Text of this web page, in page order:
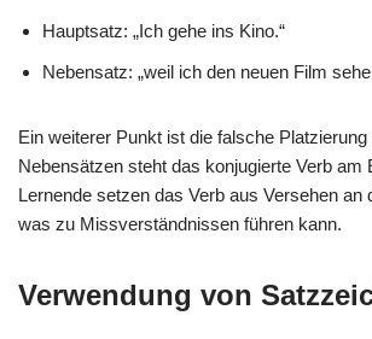
Hauptsatz: „Ich gehe ins Kino.“
Nebensatz: „weil ich den neuen Film
Ein weiterer Punkt ist die falsche
Nebensätzen steht das konjugierte Verb am
Lernende setzen das Verb aus Versehen an
was zu Missverständnissen führen kann.
Verwendung von